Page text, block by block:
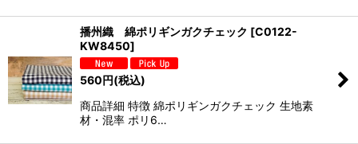
播州織 綿ポリギンガクチェック [C0122-
KW8450]
560円(税込)
商品詳細 特徴 綿ポリギンガクチェック 生地素
材・混率 ポリ6…